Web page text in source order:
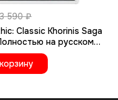
3 590 ₽
Classic Khorinis Saga
на русском